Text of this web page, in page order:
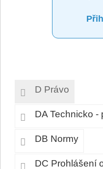
D Právo
DA Technicko -
DB Normy
DC Prohlášení